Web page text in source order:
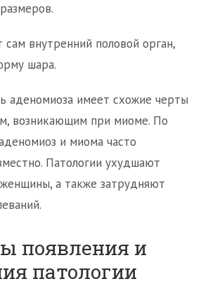
сам внутренний половой орган,
шара.
аденомиоза имеет схожие черты
возникающим при миоме. По
и миома часто
Патологии ухудшают
а также затрудняют
появления и
патологии